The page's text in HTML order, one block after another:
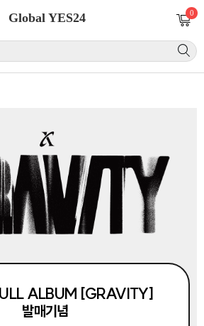
Global YES24 0
ALBUM [GRAVITY]
발매기념